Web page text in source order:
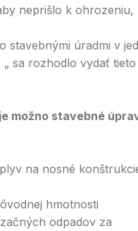
neprišlo k
úradmi v
sa rozhodlo vydať
možno stavebné
na nosné
hmotnosti
odpadov za